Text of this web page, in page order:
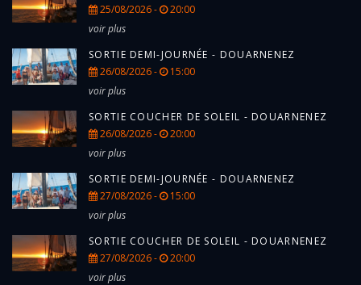
25/08/2026 -
20:00
voir plus
SORTIE DEMI-JOURNÉE - DOUARNENEZ
26/08/2026 -
15:00
voir plus
SORTIE COUCHER DE SOLEIL - DOUARNENEZ
26/08/2026 -
20:00
voir plus
SORTIE DEMI-JOURNÉE - DOUARNENEZ
27/08/2026 -
15:00
voir plus
SORTIE COUCHER DE SOLEIL - DOUARNENEZ
27/08/2026 -
20:00
voir plus